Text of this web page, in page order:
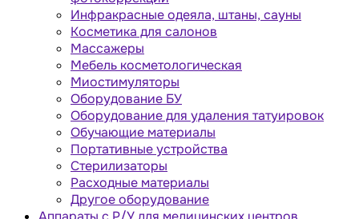
Инфракрасные одеяла, штаны, сауны
Косметика для салонов
Массажеры
Мебель косметологическая
Миостимуляторы
Оборудование БУ
Оборудование для удаления татуировок
Обучающие материалы
Портативные устройства
Стерилизаторы
Расходные материалы
Другое оборудование